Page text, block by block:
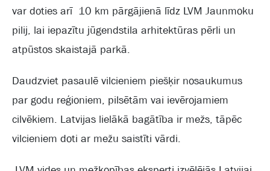
var doties arī 10 km pārgājienā līdz LVM Jaunmoku
pilij, lai iepazītu jūgendstila arhitektūras pērli un
atpūstos skaistajā parkā.
Daudzviet pasaulē vilcieniem piešķir nosaukumus
par godu reģioniem, pilsētām vai ievērojamiem
cilvēkiem. Latvijas lielākā bagātība ir mežs, tāpēc
vilcieniem doti ar mežu saistīti vārdi.